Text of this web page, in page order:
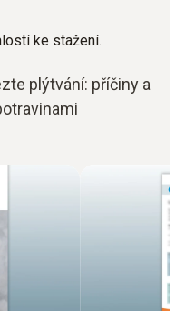
ke stažení.
plýtvání: příčiny a